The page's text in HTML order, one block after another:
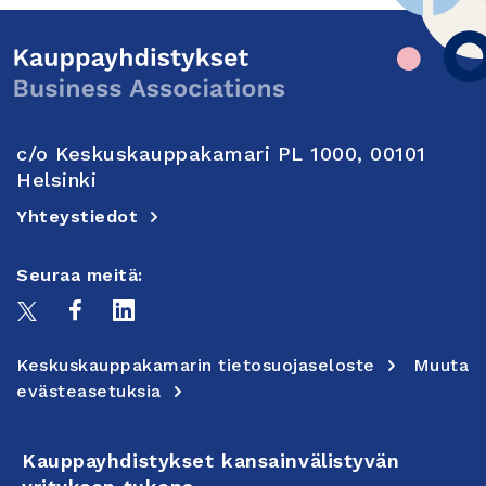
c/o Keskuskauppakamari PL 1000, 00101
Helsinki
Yhteystiedot
Seuraa meitä:
Keskuskauppakamarin tietosuojaseloste
Muuta
evästeasetuksia
Kauppayhdistykset kansainvälistyvän